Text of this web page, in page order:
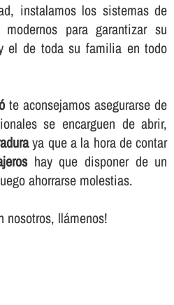
instalamos los sistemas de
para garantizar su
el de toda su familia en todo
te aconsejamos asegurarse de
se encarguen de abrir,
ya que a la hora de contar
hay que disponer de un
ahorrarse molestias.
nosotros, llámenos!